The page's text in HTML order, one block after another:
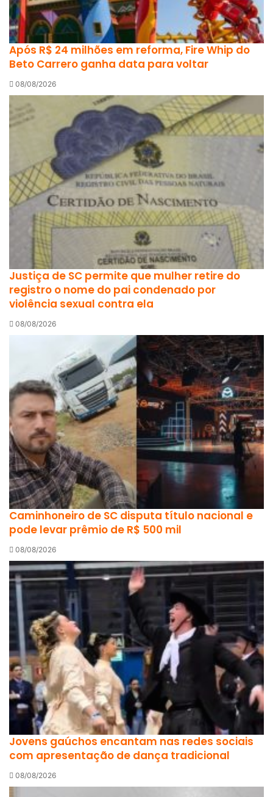
Após R$ 24 milhões em reforma, Fire Whip do
Beto Carrero ganha data para voltar
08/08/2026
Justiça de SC permite que mulher retire do
registro o nome do pai condenado por
violência sexual contra ela
08/08/2026
Caminhoneiro de SC disputa título nacional e
pode levar prêmio de R$ 500 mil
08/08/2026
Jovens gaúchos encantam nas redes sociais
com apresentação de dança tradicional
08/08/2026